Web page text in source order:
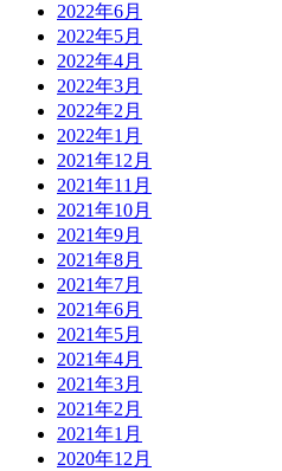
2022年6月
2022年5月
2022年4月
2022年3月
2022年2月
2022年1月
2021年12月
2021年11月
2021年10月
2021年9月
2021年8月
2021年7月
2021年6月
2021年5月
2021年4月
2021年3月
2021年2月
2021年1月
2020年12月